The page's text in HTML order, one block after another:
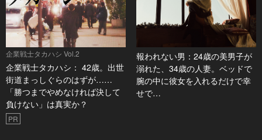
企業戦士タカハシ Vol.2
企業戦士タカハシ： 42歳。出世
街道まっしぐらのはずが……
「勝つまでやめなければ決して
負けない」は真実か？
PR
報われない男：24歳の美男子が
溺れた、34歳の人妻。ベッドで
腕の中に彼女を入れるだけで幸
せで…